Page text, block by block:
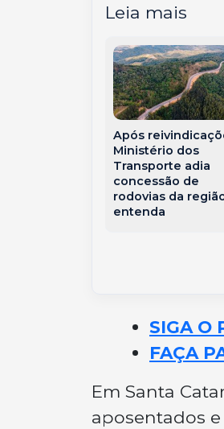
Leia mais
Após
Ministério dos
Transporte adia
concessão de
rodovias da
entenda
SIGA O
FAÇA
Em Santa
aposentados